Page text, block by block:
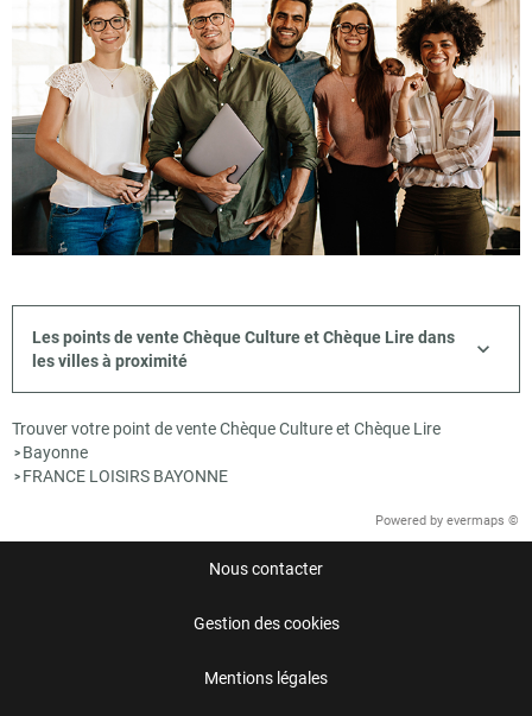
Les points de vente Chèque Culture et Chèque Lire dans
les villes à proximité
Trouver votre point de vente Chèque Culture et Chèque Lire
> Bayonne
> FRANCE LOISIRS BAYONNE
Powered by evermaps ©
Nous contacter
Gestion des cookies
Mentions légales